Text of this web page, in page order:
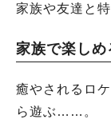
家族や友達と
家族で楽しめ
癒やされるロ
ら遊ぶ……。